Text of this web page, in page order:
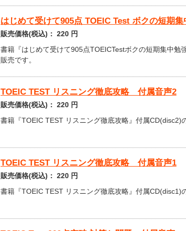
はじめて受けて905点 TOEIC Test ボクの短期
販売価格(税込)： 220 円
書籍『はじめて受けて905点TOEICTestボクの短期集中勉
販売です。
TOEIC TEST リスニング徹底攻略 付属音声2
販売価格(税込)： 220 円
書籍『TOEIC TEST リスニング徹底攻略』付属CD(disc2)
TOEIC TEST リスニング徹底攻略 付属音声1
販売価格(税込)： 220 円
書籍『TOEIC TEST リスニング徹底攻略』付属CD(disc1)